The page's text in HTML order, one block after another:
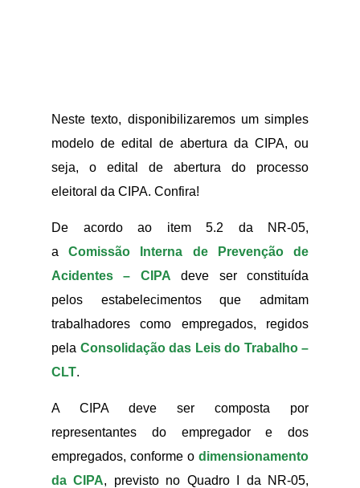
Neste texto, disponibilizaremos um simples
modelo de edital de abertura da CIPA, ou
seja, o edital de abertura do processo
eleitoral da CIPA. Confira!
De acordo ao item 5.2 da NR-05,
aComissão Interna de Prevenção de
Acidentes – CIPA deve ser constituída
pelos estabelecimentos que admitam
trabalhadores como empregados, regidos
pela Consolidação das Leis do Trabalho –
CLT.
A CIPA deve ser composta por
representantes do empregador e dos
empregados, conforme o dimensionamento
da CIPA, previsto no Quadro I da NR-05,